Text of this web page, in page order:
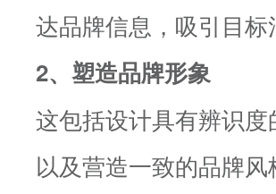
达品牌信息，吸引目
2、塑造品牌形象
这包括设计具有辨识
以及营造一致的品牌